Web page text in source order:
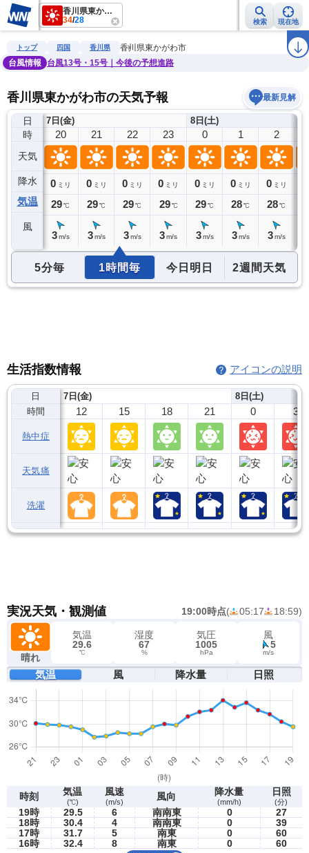
香川県東かがわ市
34/28 検索 現在地
雨雲レーダー 台風情報 地震情報 警報・注意報 ラ
トップ 四国 香川県
香川県東かがわ市
台風情報
台風13号・15号｜今後の予想進路
香川県東かがわ市の天気予報 最新見解
日
時
天気
降水
気温
風
7日(金)
19
0ミリ
30℃
20
0 ミリ
29℃
3 m/s
21
0 ミリ
29℃
3 m/s
22
0 ミリ
29℃
3 m/s
23
0 ミリ
29 ℃
3m/s
8日(土)
0
0 ミリ
29℃
3 m/s
1
0 ミリ
28℃
3 m/s
2
0 ミリ
28℃
3 m/s
5分毎 1時間毎 今日明日 2週間天気
生活指数情報 アイコンの説明
日
時間
熱中症
天気痛
洗濯
7日(金)
12 15 18 21
8日(土)
0 3
実況天気・観測値 19:00時点( 05:17 18:59)
晴れ
気温
29.6
℃
湿度
67
%
気圧
1005
hPa
風
5
m/s
気温 風 降水量 日照
時刻 気温
(℃)
風速
(m/s) 風向 降水量
(mm/h)
日照
(分)
19時 29.5 6 南南東 0
27
18時
30.4 4 南南東 0
39
17時
31.7 5 南東 0
60
16時
32.4 8 南東 0 60